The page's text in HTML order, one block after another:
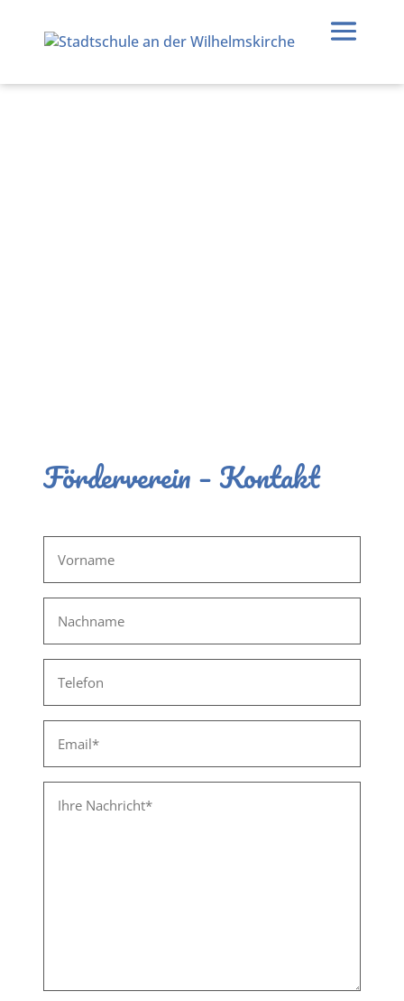
Förderverein – Kontakt